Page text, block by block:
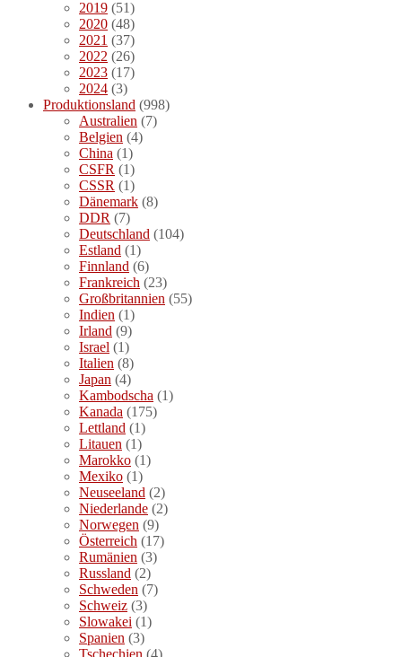
2019 (51)
2020 (48)
2021 (37)
2022 (26)
2023 (17)
2024 (3)
Produktionsland (998)
Australien (7)
Belgien (4)
China (1)
CSFR (1)
CSSR (1)
Dänemark (8)
DDR (7)
Deutschland (104)
Estland (1)
Finnland (6)
Frankreich (23)
Großbritannien (55)
Indien (1)
Irland (9)
Israel (1)
Italien (8)
Japan (4)
Kambodscha (1)
Kanada (175)
Lettland (1)
Litauen (1)
Marokko (1)
Mexiko (1)
Neuseeland (2)
Niederlande (2)
Norwegen (9)
Österreich (17)
Rumänien (3)
Russland (2)
Schweden (7)
Schweiz (3)
Slowakei (1)
Spanien (3)
Tschechien (4)